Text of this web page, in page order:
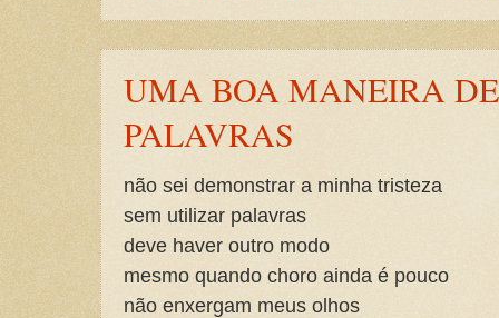
UMA BOA MANEIRA
PALAVRAS
não sei demonstrar a minha tristeza
sem utilizar palavras
deve haver outro modo
mesmo quando choro ainda é pouco
não enxergam meus olhos